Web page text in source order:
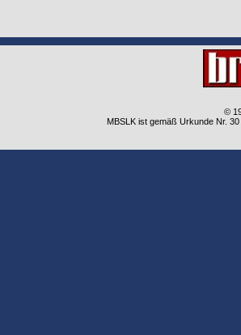
©
MBSLK ist gemäß Urkunde Nr.